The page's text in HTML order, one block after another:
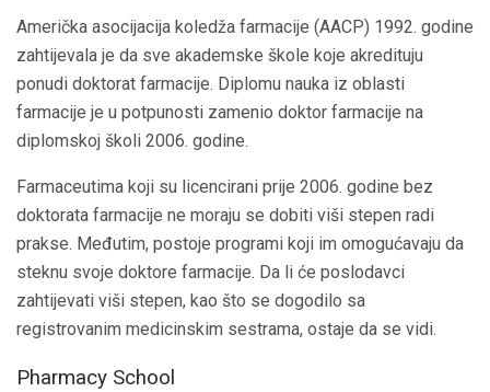
Američka asocijacija koledža farmacije (AACP) 1992. godine
zahtijevala je da sve akademske škole koje akredituju
ponudi doktorat farmacije. Diplomu nauka iz oblasti
farmacije je u potpunosti zamenio doktor farmacije na
diplomskoj školi 2006. godine.
Farmaceutima koji su licencirani prije 2006. godine bez
doktorata farmacije ne moraju se dobiti viši stepen radi
prakse. Međutim, postoje programi koji im omogućavaju da
steknu svoje doktore farmacije. Da li će poslodavci
zahtijevati viši stepen, kao što se dogodilo sa
registrovanim medicinskim sestrama, ostaje da se vidi.
Pharmacy School